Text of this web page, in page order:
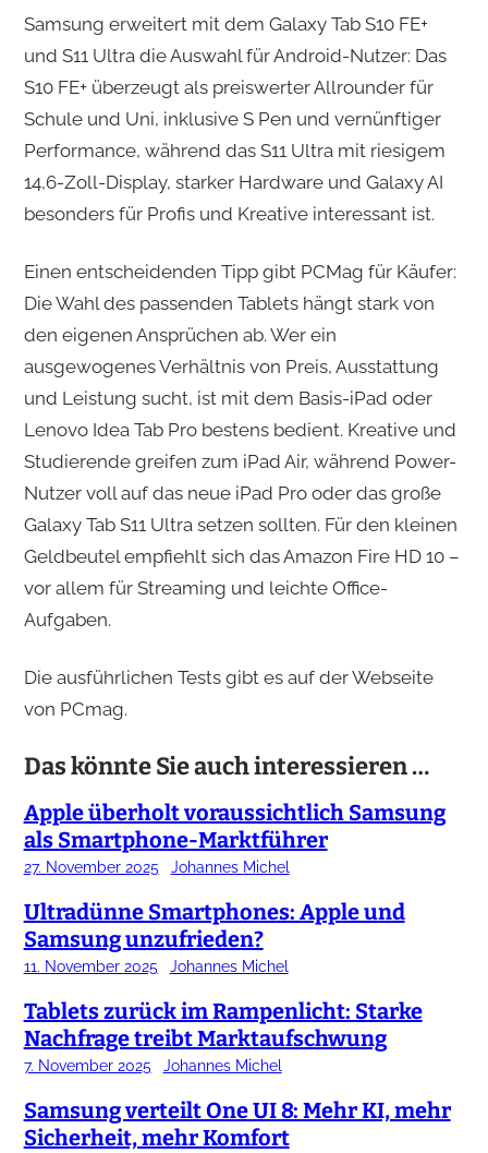
Samsung erweitert mit dem Galaxy Tab S10 FE+
und S11 Ultra die Auswahl für Android-Nutzer: Das
S10 FE+ überzeugt als preiswerter Allrounder für
Schule und Uni, inklusive S Pen und vernünftiger
Performance, während das S11 Ultra mit riesigem
14,6-Zoll-Display, starker Hardware und Galaxy AI
besonders für Profis und Kreative interessant ist.
Einen entscheidenden Tipp gibt PCMag für Käufer:
Die Wahl des passenden Tablets hängt stark von
den eigenen Ansprüchen ab. Wer ein
ausgewogenes Verhältnis von Preis, Ausstattung
und Leistung sucht, ist mit dem Basis-iPad oder
Lenovo Idea Tab Pro bestens bedient. Kreative und
Studierende greifen zum iPad Air, während Power-
Nutzer voll auf das neue iPad Pro oder das große
Galaxy Tab S11 Ultra setzen sollten. Für den kleinen
Geldbeutel empfiehlt sich das Amazon Fire HD 10 –
vor allem für Streaming und leichte Office-
Aufgaben.
Die ausführlichen Tests gibt es auf der Webseite
von PCmag.
Das könnte Sie auch interessieren …
Apple überholt voraussichtlich Samsung
als Smartphone-Marktführer
27. November 2025 Johannes Michel
Ultradünne Smartphones: Apple und
Samsung unzufrieden?
11. November 2025 Johannes Michel
Tablets zurück im Rampenlicht: Starke
Nachfrage treibt Marktaufschwung
7. November 2025 Johannes Michel
Samsung verteilt One UI 8: Mehr KI, mehr
Sicherheit, mehr Komfort